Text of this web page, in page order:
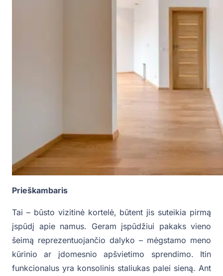
Prieškambaris
Tai – būsto vizitinė kortelė, būtent jis suteikia pirmą
įspūdį apie namus. Geram įspūdžiui pakaks vieno
šeimą reprezentuojančio dalyko – mėgstamo meno
kūrinio ar įdomesnio apšvietimo sprendimo. Itin
funkcionalus yra konsolinis staliukas palei sieną. Ant